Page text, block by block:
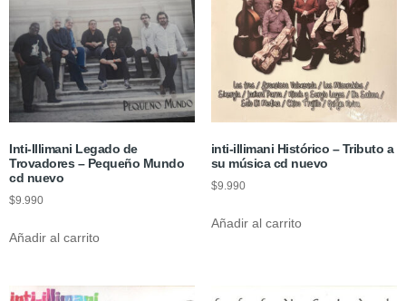
Inti-Illimani Legado de
Trovadores – Pequeño Mundo
cd nuevo
$9.990
Añadir al carrito
inti-illimani Histórico – Tributo a
su música cd nuevo
$9.990
Añadir al carrito